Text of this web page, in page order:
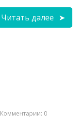
Читать далее
Комментарии: 0